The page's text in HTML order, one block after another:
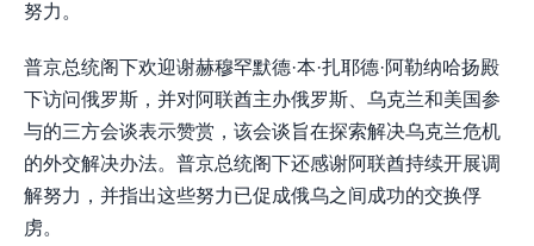
努力。
普京总统阁下欢迎谢赫穆罕默德·本·扎耶德·阿勒纳哈扬殿
下访问俄罗斯，并对阿联酋主办俄罗斯、乌克兰和美国参
与的三方会谈表示赞赏，该会谈旨在探索解决乌克兰危机
的外交解决办法。普京总统阁下还感谢阿联酋持续开展调
解努力，并指出这些努力已促成俄乌之间成功的交换俘
虏。